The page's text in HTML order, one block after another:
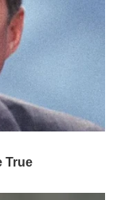
"Me
de
María Belén